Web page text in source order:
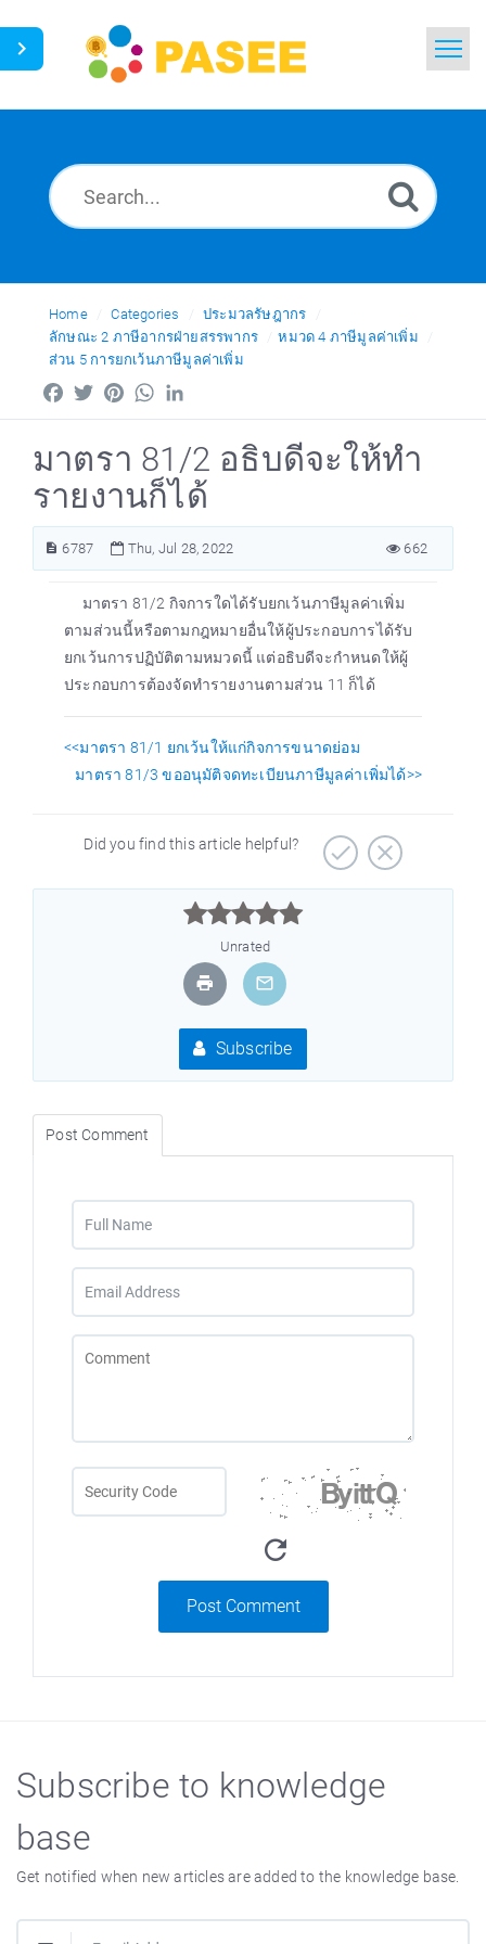
News
Ask a Question
Thai
Home Categories
ประมวลรัษฎากร
ลักษณะ 2 ภาษีอากรฝ่ายสรรพากร
หมวด 4 ภาษีมูลค่าเพิ่ม
ส่วน 5 การยกเว้นภาษีมูลค่าเพิ่ม
FacebookTwitterPinterestWhatsApp
มาตรา 81/2 อธิบดีจะให้ทำ
รายงานก็ได้
6787 Thu, Jul 28, 2022 662
มาตรา 81/2 กิจการใดได้รับยกเว้นภาษีมูลค่าเพิ่ม
ตามส่วนนี้หรือตามกฎหมายอื่นให้ผู้ประกอบการได้รับ
ยกเว้นการปฏิบัติตามหมวดนี้ แต่อธิบดีจะกำหนดให้ผู้
ประกอบการต้องจัดทำรายงานตามส่วน 11 ก็ได้
<<มาตรา 81/1 ยกเว้นให้แก่กิจการขนาดย่อม
มาตรา 81/3 ขออนุมัติจดทะเบียนภาษีมูลค่าเพิ่มได้>>
Did you find this article helpful?



Unrated
Subscribe
Post Comment
Post Comment
Subscribe to knowledge
base
Get notified when new articles are added to the knowledge base.